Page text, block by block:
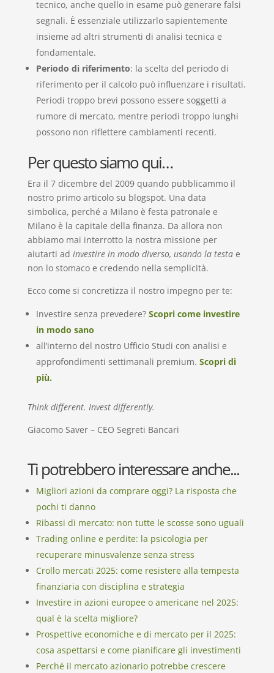
tecnico, anche quello in esame può generare falsi
segnali. È essenziale utilizzarlo sapientemente
insieme ad altri strumenti di analisi tecnica e
fondamentale.
Periodo di riferimento: la scelta del periodo di
riferimento per il calcolo può influenzare i risultati.
Periodi troppo brevi possono essere soggetti a
rumore di mercato, mentre periodi troppo lunghi
possono non riflettere cambiamenti recenti.
Per questo siamo qui…
Era il 7 dicembre del 2009 quando pubblicammo il
nostro primo articolo su blogspot. Una data
simbolica, perché a Milano è festa patronale e
Milano è la capitale della finanza. Da allora non
abbiamo mai interrotto la nostra missione per
aiutarti ad investire in modo diverso, usando la testae
non lo stomaco e credendo nella semplicità.
Ecco come si concretizza il nostro impegno per te:
Investire senza prevedere? Scopri come investire
in modo sano
all’interno del nostro Ufficio Studi con analisi e
approfondimenti settimanali premium. Scopri di
più.
Think different. Invest differently.
Giacomo Saver – CEO Segreti Bancari
Ti potrebbero interessare anche...
Migliori azioni da comprare oggi? La risposta che
pochi ti danno
Ribassi di mercato: non tutte le scosse sono uguali
Trading online e perdite: la psicologia per
recuperare minusvalenze senza stress
Crollo mercati 2025: come resistere alla tempesta
finanziaria con disciplina e strategia
Investire in azioni europee o americane nel 2025:
qual è la scelta migliore?
Prospettive economiche e di mercato per il 2025:
cosa aspettarsi e come pianificare gli investimenti
Perché il mercato azionario potrebbe crescere